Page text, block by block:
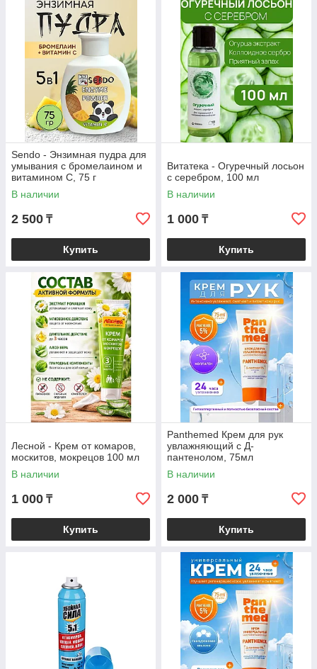
Sendo - Энзимная пудра для
умывания с бромелаином и
витамином С, 75 г
В наличии
2 500 ₸
Купить
Витатека - Огуречный лосьон
с серебром, 100 мл
В наличии
1 000 ₸
Купить
Лесной - Крем от комаров,
москитов, мокрецов 100 мл
В наличии
1 000 ₸
Купить
Panthemed Крем для рук
увлажняющий с Д-
пантенолом, 75мл
В наличии
2 000 ₸
Купить